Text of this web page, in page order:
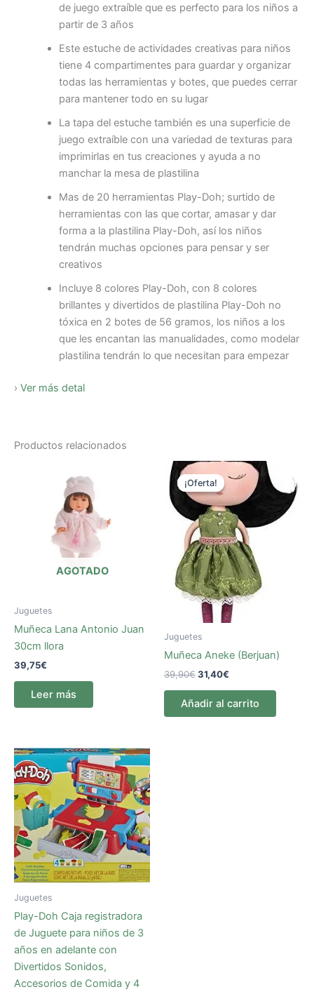
de juego extraíble que es perfecto para los niños a
partir de 3 años
Este estuche de actividades creativas para niños
tiene 4 compartimentes para guardar y organizar
todas las herramientas y botes, que puedes cerrar
para mantener todo en su lugar
La tapa del estuche también es una superficie de
juego extraíble con una variedad de texturas para
imprimirlas en tus creaciones y ayuda a no
manchar la mesa de plastilina
Mas de 20 herramientas Play-Doh; surtido de
herramientas con las que cortar, amasar y dar
forma a la plastilina Play-Doh, así los niños
tendrán muchas opciones para pensar y ser
creativos
Incluye 8 colores Play-Doh, con 8 colores
brillantes y divertidos de plastilina Play-Doh no
tóxica en 2 botes de 56 gramos, los niños a los
que les encantan las manualidades, como modelar
plastilina tendrán lo que necesitan para empezar
› Ver más detal
Productos relacionados
AGOTADO
Juguetes
Muñeca Lana Antonio Juan
30cm llora
39,75€
Leer más
¡Oferta!
¡Oferta!
Juguetes
Muñeca Aneke (Berjuan)
39,90€
El
precio
original
era:
39,90€.
31,40€
El
precio
actual
es:
31,40€.
Añadir al carrito
Juguetes
Play-Doh Caja registradora
de Juguete para niños de 3
años en adelante con
Divertidos Sonidos,
Accesorios de Comida y 4